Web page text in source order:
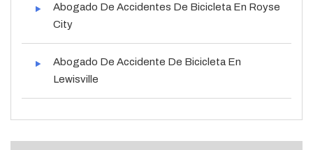
Abogado De Accidentes De Bicicleta En Royse
City
Abogado De Accidente De Bicicleta En
Lewisville